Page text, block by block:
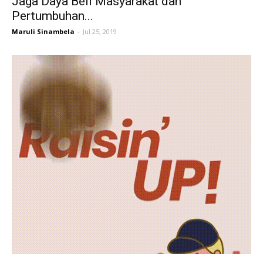
Pertumbuhan...
Maruli Sinambela - Jul 25, 2019